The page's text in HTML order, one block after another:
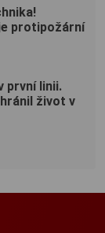
protipožární
první linii.
život v